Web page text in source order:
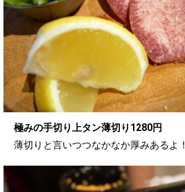
極みの手切り上タン薄切り1280円
薄切りと言いつつなかなか厚みあるよ！